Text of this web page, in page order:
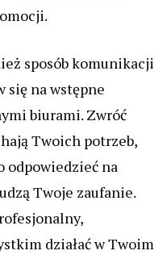
sposób komunikacji
się na wstępne
biurami. Zwróć
Twoich potrzeb,
odpowiedzieć na
Twoje zaufanie.
działać w Twoim